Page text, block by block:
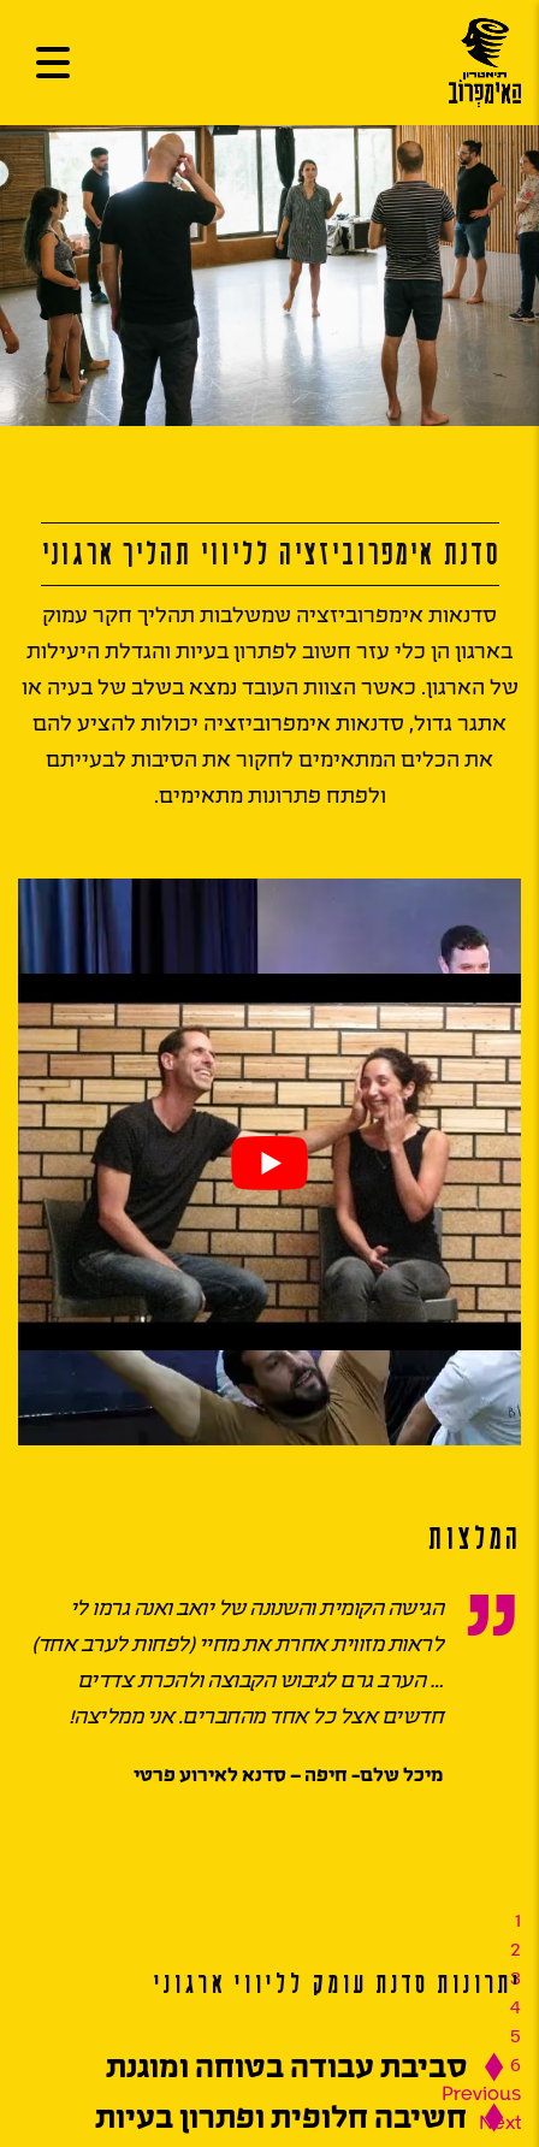
סדנת אימפרוביזציה לליווי תהליך ארגוני
סדנאות אימפרוביזציה שמשלבות תהליך חקר עמוק
בארגון הן כלי עזר חשוב לפתרון בעיות והגדלת היעילות
של הארגון. כאשר הצוות העובד נמצא בשלב של בעיה או
אתגר גדול, סדנאות אימפרוביזציה יכולות להציע להם
את הכלים המתאימים לחקור את הסיבות לבעייתם
ולפתח פתרונות מתאימים.
המלצות
מיכל שלם- חיפה – סדנא לאירוע פרטי
הגישה הקומית והשנונה של יואב ואנה גרמו לי
לראות מזווית אחרת את מחיי (לפחות לערב אחד)
… הערב גרם לגיבוש הקבוצה ולהכרת צדדים
חדשים אצל כל אחד מהחברים. אני ממליצה!
1
2
3
4
5
6
Previous
Next
יתרונות סדנת עומק לליווי ארגוני
סביבת עבודה בטוחה ומוגנת
חשיבה חלופית ופתרון בעיות